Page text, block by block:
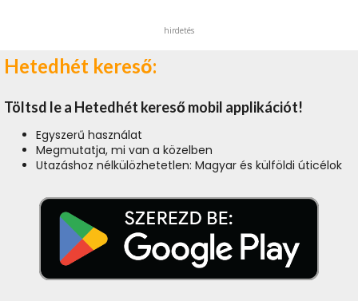
hirdetés
Hetedhét kereső:
Töltsd le a Hetedhét kereső mobil applikációt!
Egyszerű használat
Megmutatja, mi van a közelben
Utazáshoz nélkülözhetetlen: Magyar és külföldi úticélok